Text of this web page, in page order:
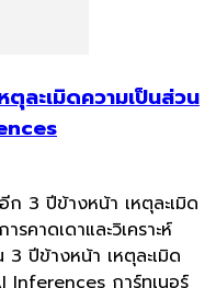
ละเมิดความเป็นส่วน
3 ปีข้างหน้า เหตุละเมิด
คาดเดาและวิเคราะห์
ปีข้างหน้า เหตุละเมิด
Inferences การ์ทเนอร์